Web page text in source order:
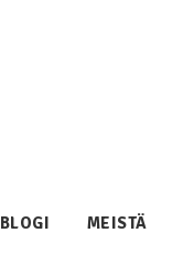
BLOGI MEISTÄ